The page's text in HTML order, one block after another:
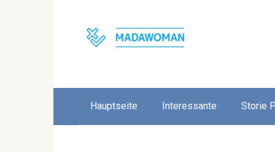
Hauptseite Interessante Storie